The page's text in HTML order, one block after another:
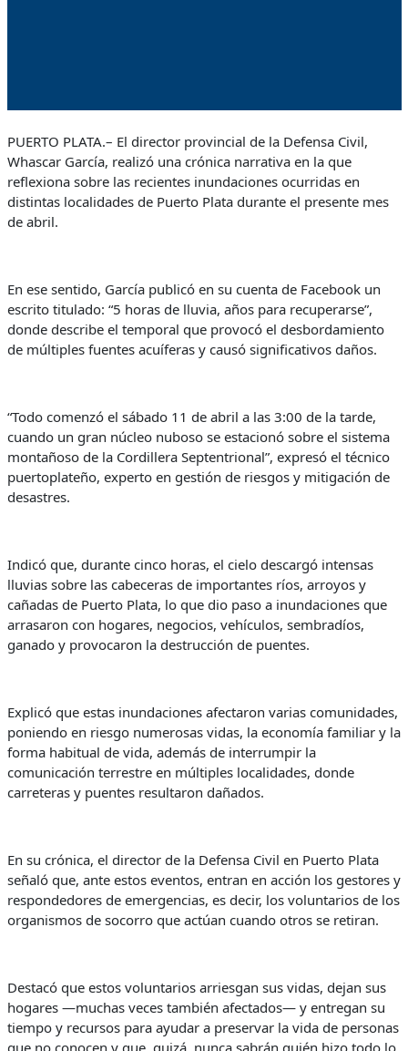
PUERTO PLATA.– El director provincial de la Defensa Civil,
Whascar García, realizó una crónica narrativa en la que
reflexiona sobre las recientes inundaciones ocurridas en
distintas localidades de Puerto Plata durante el presente mes
de abril.
En ese sentido, García publicó en su cuenta de Facebook un
escrito titulado: “5 horas de lluvia, años para recuperarse”,
donde describe el temporal que provocó el desbordamiento
de múltiples fuentes acuíferas y causó significativos daños.
“Todo comenzó el sábado 11 de abril a las 3:00 de la tarde,
cuando un gran núcleo nuboso se estacionó sobre el sistema
montañoso de la Cordillera Septentrional”, expresó el técnico
puertoplateño, experto en gestión de riesgos y mitigación de
desastres.
Indicó que, durante cinco horas, el cielo descargó intensas
lluvias sobre las cabeceras de importantes ríos, arroyos y
cañadas de Puerto Plata, lo que dio paso a inundaciones que
arrasaron con hogares, negocios, vehículos, sembradíos,
ganado y provocaron la destrucción de puentes.
Explicó que estas inundaciones afectaron varias comunidades,
poniendo en riesgo numerosas vidas, la economía familiar y la
forma habitual de vida, además de interrumpir la
comunicación terrestre en múltiples localidades, donde
carreteras y puentes resultaron dañados.
En su crónica, el director de la Defensa Civil en Puerto Plata
señaló que, ante estos eventos, entran en acción los gestores y
respondedores de emergencias, es decir, los voluntarios de los
organismos de socorro que actúan cuando otros se retiran.
Destacó que estos voluntarios arriesgan sus vidas, dejan sus
hogares —muchas veces también afectados— y entregan su
tiempo y recursos para ayudar a preservar la vida de personas
que no conocen y que, quizá, nunca sabrán quién hizo todo lo